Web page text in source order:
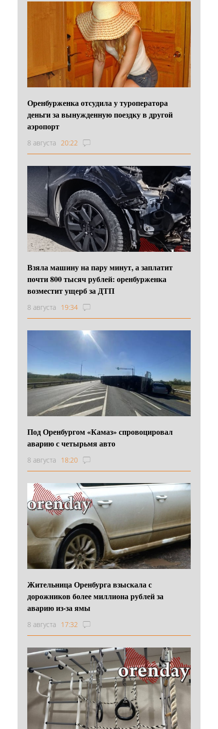
Оренбурженка отсудила у туроператора
деньги за вынужденную поездку в другой
аэропорт
8 августа 20:22
Взяла машину на пару минут, а заплатит
почти 800 тысяч рублей: оренбурженка
возместит ущерб за ДТП
8 августа 19:34
Под Оренбургом «Камаз» спровоцировал
аварию с четырьмя авто
8 августа 18:20
Жительница Оренбурга взыскала с
дорожников более миллиона рублей за
аварию из-за ямы
8 августа 17:32